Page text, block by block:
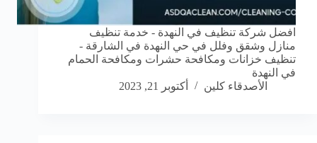
افضل شركة تنظيف في النهدة - خدمة تنظيف
منازل وشقق وفلل في حي النهدة في الشارقة -
تنظيف خزانات ومكافحة حشرات ومكافحة الحمام
في النهدة
الأصدقاء كلين
أكتوبر 21, 2023